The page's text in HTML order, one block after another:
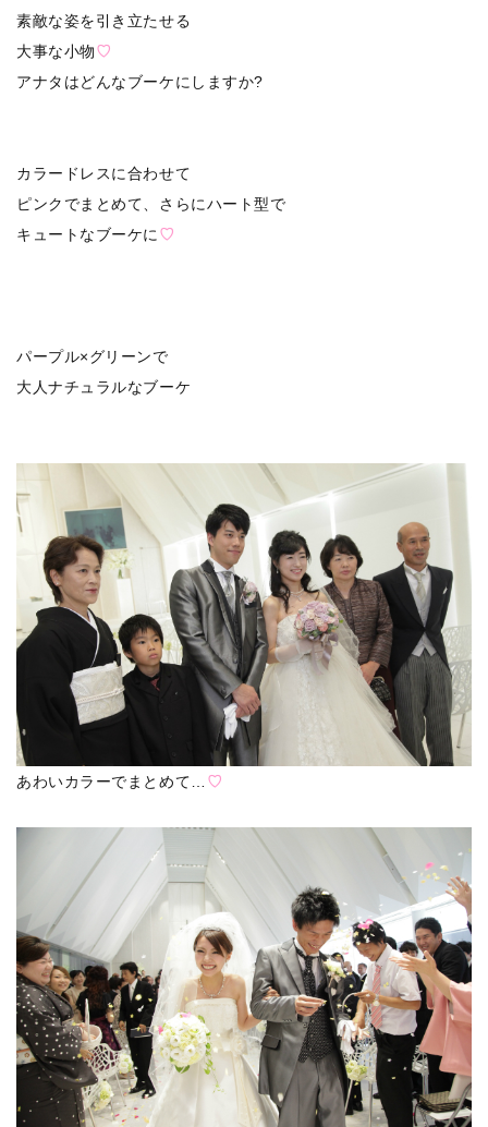
素敵な姿を引き立たせる
大事な小物♡
アナタはどんなブーケにしますか?
カラードレスに合わせて
ピンクでまとめて、さらにハート型で
キュートなブーケに ♡
パープル×グリーンで
大人ナチュラルなブーケ
あわいカラーでまとめて… ♡